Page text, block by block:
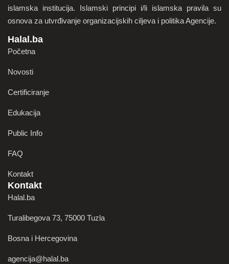
islamska institucija. Islamski principi i/li islamska pravila su
osnova za utvrđivanje organizacijskih ciljeva i politika Agencije.
Halal.ba
Početna
Novosti
Certificiranje
Edukacija
Public Info
FAQ
Kontakt
Kontakt
Halal.ba
Turalibegova 73, 75000 Tuzla
Bosna i Hercegovina
agencija@halal.ba